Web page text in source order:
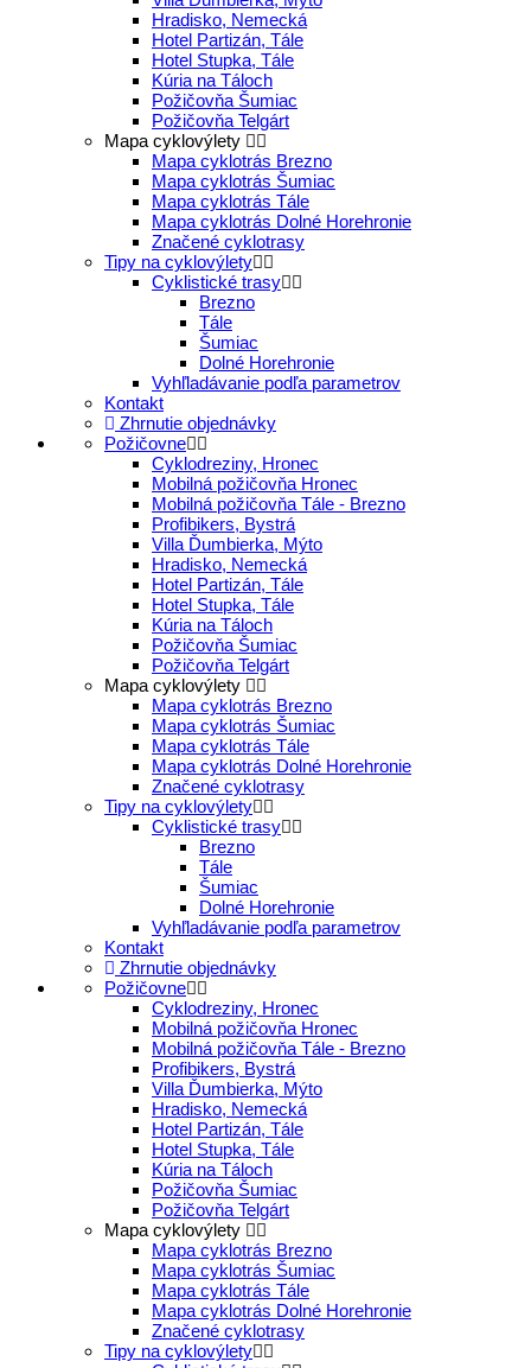
Hradisko, Nemecká
Hotel Partizán, Tále
Hotel Stupka, Tále
Kúria na Táloch
Požičovňa Šumiac
Požičovňa Telgárt
Mapa cyklovýlety
Mapa cyklotrás Brezno
Mapa cyklotrás Šumiac
Mapa cyklotrás Tále
Mapa cyklotrás Dolné Horehronie
Značené cyklotrasy
Tipy na cyklovýlety
Cyklistické trasy
Brezno
Tále
Šumiac
Dolné Horehronie
Vyhľladávanie podľa parametrov
Kontakt
Zhrnutie objednávky
Požičovne
Cyklodreziny, Hronec
Mobilná požičovňa Hronec
Mobilná požičovňa Tále - Brezno
Profibikers, Bystrá
Villa Ďumbierka, Mýto
Hradisko, Nemecká
Hotel Partizán, Tále
Hotel Stupka, Tále
Kúria na Táloch
Požičovňa Šumiac
Požičovňa Telgárt
Mapa cyklovýlety
Mapa cyklotrás Brezno
Mapa cyklotrás Šumiac
Mapa cyklotrás Tále
Mapa cyklotrás Dolné Horehronie
Značené cyklotrasy
Tipy na cyklovýlety
Cyklistické trasy
Brezno
Tále
Šumiac
Dolné Horehronie
Vyhľladávanie podľa parametrov
Kontakt
Zhrnutie objednávky
Požičovne
Cyklodreziny, Hronec
Mobilná požičovňa Hronec
Mobilná požičovňa Tále - Brezno
Profibikers, Bystrá
Villa Ďumbierka, Mýto
Hradisko, Nemecká
Hotel Partizán, Tále
Hotel Stupka, Tále
Kúria na Táloch
Požičovňa Šumiac
Požičovňa Telgárt
Mapa cyklovýlety
Mapa cyklotrás Brezno
Mapa cyklotrás Šumiac
Mapa cyklotrás Tále
Mapa cyklotrás Dolné Horehronie
Značené cyklotrasy
Tipy na cyklovýlety